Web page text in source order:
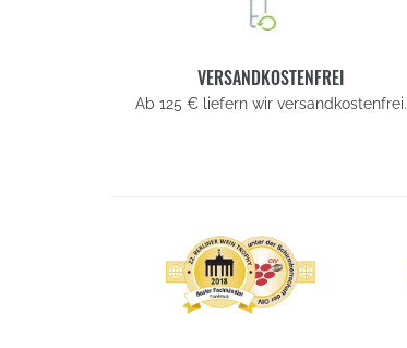
VERSANDKOSTENFREI
Ab 125 € liefern wir versandkostenfrei.